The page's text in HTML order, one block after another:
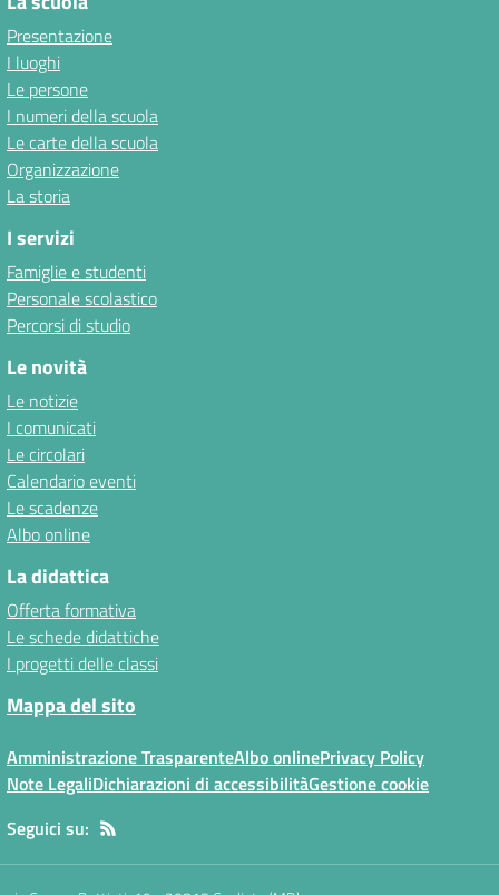
Presentazione
I luoghi
Le persone
I numeri della scuola
Le carte della scuola
Organizzazione
La storia
I servizi
Famiglie e studenti
Personale scolastico
Percorsi di studio
Le novità
Le notizie
I comunicati
Le circolari
Calendario eventi
Le scadenze
Albo online
La didattica
Offerta formativa
Le schede didattiche
I progetti delle classi
Mappa del sito
Amministrazione TrasparenteAlbo onlinePrivacy Policy
Note LegaliDichiarazioni di accessibilitàGestione cookie
Seguici su: